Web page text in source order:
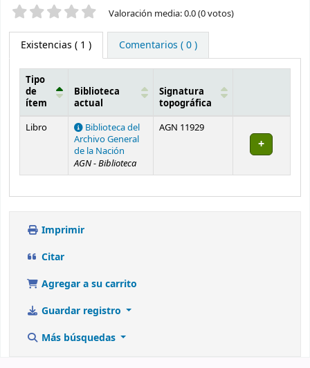
Valoración Valoración media: 0.0 (0 votos)
Existencias ( 1 ) Comentarios ( 0 )
Existencias
Tipo
de
ítem
Biblioteca
actual
Signatura
topográfica
Libro
Biblioteca del
Archivo General
de la Nación
AGN - Biblioteca
AGN 11929
Imprimir
Citar
Agregar a su carrito
Guardar registro
Más búsquedas